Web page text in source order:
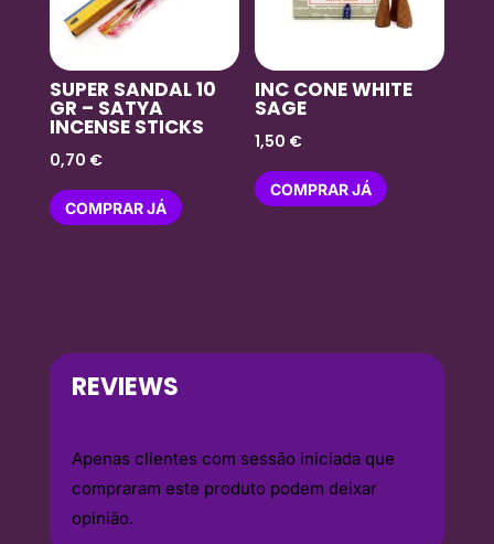
SUPER SANDAL 10
GR – SATYA
INCENSE STICKS
0,70 €
COMPRAR JÁ
INC CONE WHITE
SAGE
1,50 €
COMPRAR JÁ
REVIEWS
Apenas clientes com sessão iniciada que
compraram este produto podem deixar
opinião.